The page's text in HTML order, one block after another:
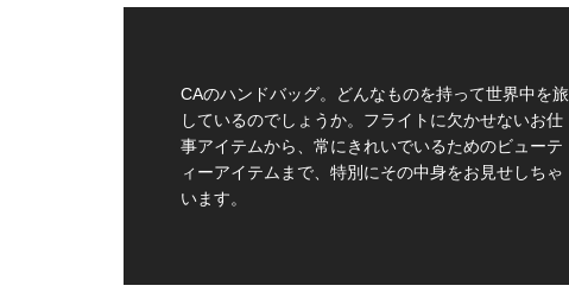
CAのハンドバッグ。どんなものを持って世界中を旅
しているのでしょうか。フライトに欠かせないお仕
事アイテムから、常にきれいでいるためのビューテ
ィーアイテムまで、特別にその中身をお見せしちゃ
います。